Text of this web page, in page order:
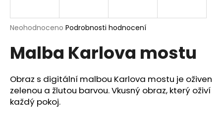
Průměrné
produktu
je
z
5
hvězdiček.
Neohodnoceno Podrobnosti hodnocení
Malba Karlova mostu
Obraz s digitální malbou Karlova mostu je oživen
zelenou a žlutou barvou. Vkusný obraz, který oživí
každý pokoj.
j
t
?